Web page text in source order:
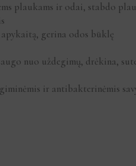
plaukams ir odai, stabdo
gerina odos būklę
nuo uždegimų, drėkina,
ir antibakterinėmis